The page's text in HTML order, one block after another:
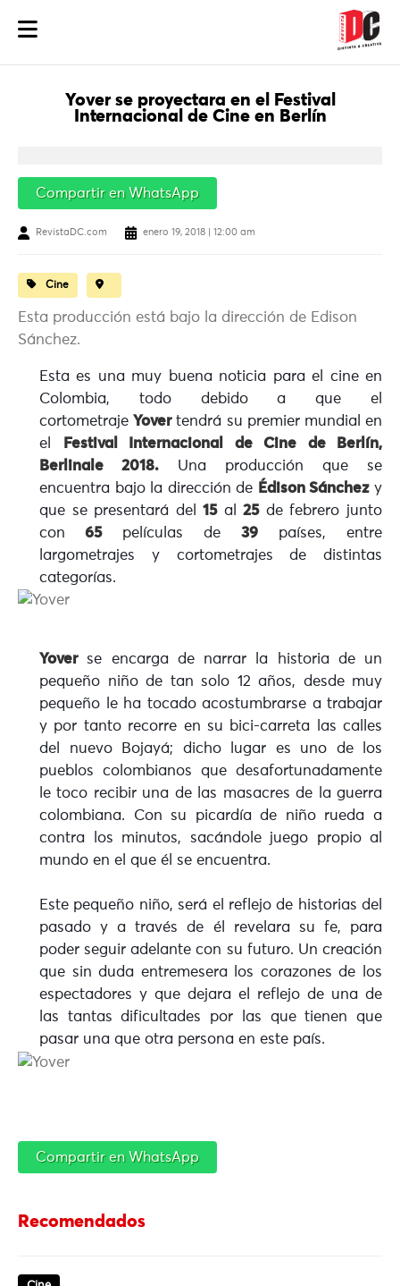
Yover se proyectara en el Festival
Internacional de Cine en Berlín
Compartir en WhatsApp
RevistaDC.com enero 19, 2018 | 12:00 am
Cine
Esta producción está bajo la dirección de Edison
Sánchez.
Esta es una muy buena noticia para el cine en
Colombia, todo debido a que el
cortometrajeYovertendrá su premier mundial en
el
Festival Internacional de Cine de Berlín,
Berlinale 2018. Una producción que se
encuentra bajo la dirección de Édison Sánchezy
que se presentará del15al25de febrero junto
con 65 películas de39 países, entre
largometrajes y cortometrajes de distintas
categorías.
Yoverse encarga de narrar la historia de un
pequeño niño de tan solo 12 años, desde muy
pequeño le ha tocado acostumbrarse a trabajar
y por tanto recorre en su bici-carreta las calles
del nuevo Bojayá; dicho lugar es uno de los
pueblos colombianos que desafortunadamente
le toco recibir una de las masacres de la guerra
colombiana. Con su picardía de niño rueda a
contra los minutos, sacándole juego propio al
mundo en el que él se encuentra.
Este pequeño niño, será el reflejo de historias del
pasado y a través de él revelara su fe, para
poder seguir adelante con su futuro. Un creación
que sin duda entremesera los corazones de los
espectadores y que dejara el reflejo de una de
las tantas dificultades por las que tienen que
pasar una que otra persona en este país.
Compartir en WhatsApp
Recomendados